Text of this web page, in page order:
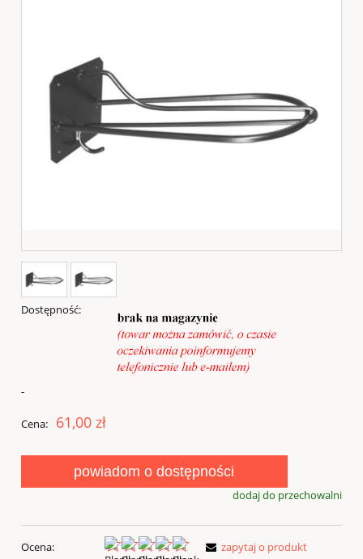
Dostępność:
-
Cena: 61,00 zł
powiadom o dostępności
dodaj do przechowalni
Ocena:
zapytaj o produkt